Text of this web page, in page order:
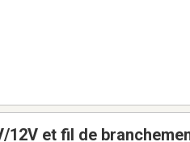
12V et fil de